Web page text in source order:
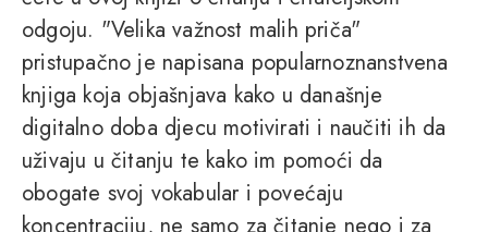
odgoju. "Velika važnost malih priča"
pristupačno je napisana popularnoznanstvena
knjiga koja objašnjava kako u današnje
digitalno doba djecu motivirati i naučiti ih da
uživaju u čitanju te kako im pomoći da
obogate svoj vokabu­lar i povećaju